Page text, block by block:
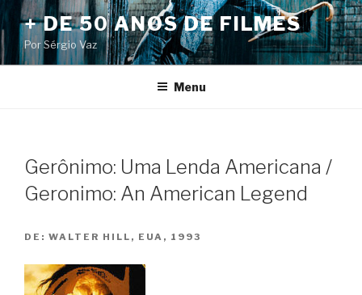
Pular
para
o
conteúdo
+ DE 50 ANOS DE FILMES
Por Sérgio Vaz
Menu
Gerônimo: Uma Lenda Americana /
Geronimo: An American Legend
DE: WALTER HILL, EUA, 1993